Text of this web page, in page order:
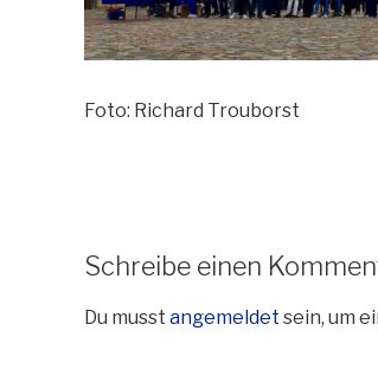
Foto: Richard Trouborst
Schreibe einen
Du musst angemeldet sein, um